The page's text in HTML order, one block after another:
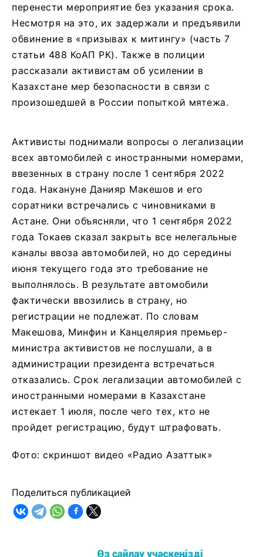
перенести мероприятие без указания срока.
Несмотря на это, их задержали и предъявили
обвинение в «призывах к митингу» (часть 7
статьи 488 КоАП РК). Также в полиции
рассказали активистам об усилении в
Казахстане мер безопасности в связи с
произошедшей в России попыткой мятежа.
Активисты поднимали вопросы о легализации
всех автомобилей с иностранными номерами,
ввезенных в страну после 1 сентября 2022
года. Накануне Данияр Макешов и его
соратники встречались с чиновниками в
Астане. Они объясняли, что 1 сентября 2022
года Токаев сказал закрыть все нелегальные
каналы ввоза автомобилей, но до середины
июня текущего года это требование не
выполнялось. В результате автомобили
фактически ввозились в страну, но
регистрации не подлежат. По словам
Макешова, Минфин и Канцелярия премьер-
министра активистов не послушали, а в
администрации президента встречаться
отказались. Срок легализации автомобилей с
иностранными номерами в Казахстане
истекает 1 июля, после чего тех, кто не
пройдет регистрацию, будут штрафовать.
Фото: скриншот видео «Радио Азаттык»
Поделиться публикацией